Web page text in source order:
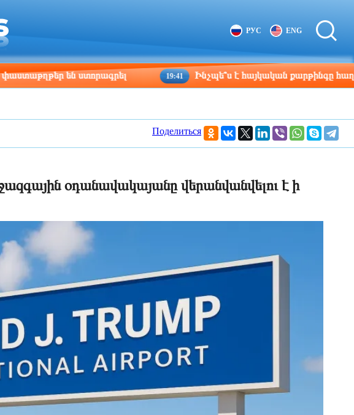
РУС ENG
են ստորագրել 19:41 Ինչպե՞ս է հայկական քարթինգը հաղթահարում
Поделиться
օդանավակայանը վերանվանվելու է ի